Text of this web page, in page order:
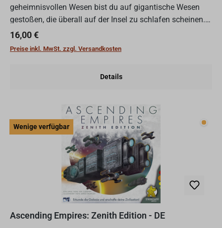
geheimnisvollen Wesen bist du auf gigantische Wesen
gestoßen, die überall auf der Insel zu schlafen scheinen.
Diese Bestien, die in ihrer Größe die üblichen Kreaturen...
Regulärer Preis:
16,00 €
Preise inkl. MwSt. zzgl. Versandkosten
Details
Wenige verfügbar
Ascending Empires: Zenith Edition - DE